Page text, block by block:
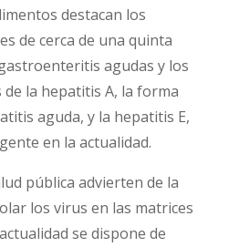
destacan los
de cerca de una quinta
agudas y los
la hepatitis A, la forma
aguda, y la hepatitis E,
en la actualidad.
pública advierten de la
los virus en las matrices
se dispone de